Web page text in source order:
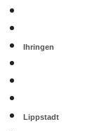
Ihringen
Lippstadt